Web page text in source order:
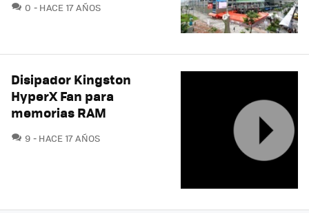
0 COMENTARIOS
HACE 17 AÑOS
Disipador Kingston
HyperX Fan para
memorias RAM
9 COMENTARIOS
HACE 17 AÑOS